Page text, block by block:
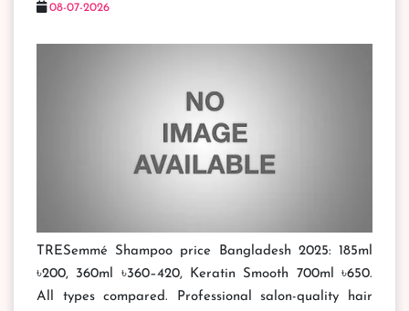
08-07-2026
TRESemmé Shampoo price Bangladesh 2025: 185ml
৳200, 360ml ৳360–420, Keratin Smooth 700ml ৳650.
All types compared. Professional salon-quality hair